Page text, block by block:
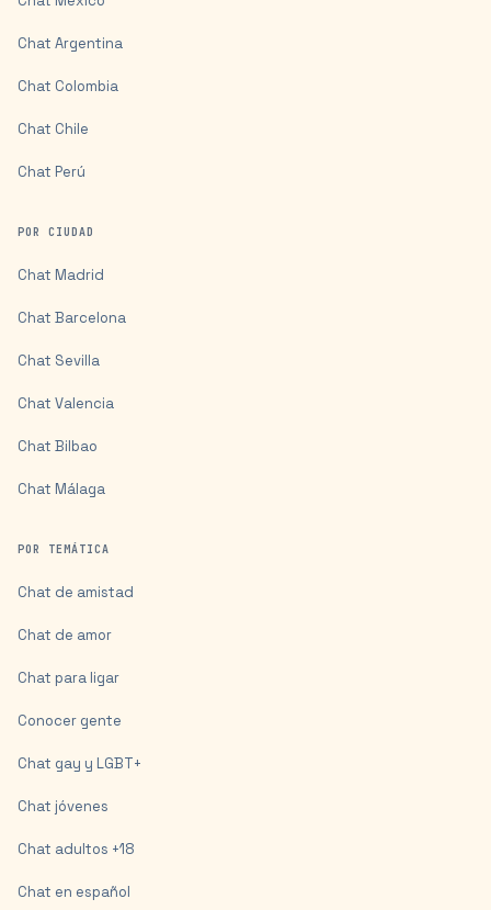
Chat Argentina
Chat Colombia
Chat Chile
Chat Perú
POR CIUDAD
Chat Madrid
Chat Barcelona
Chat Sevilla
Chat Valencia
Chat Bilbao
Chat Málaga
POR TEMÁTICA
Chat de amistad
Chat de amor
Chat para ligar
Conocer gente
Chat gay y LGBT+
Chat jóvenes
Chat adultos +18
Chat en español